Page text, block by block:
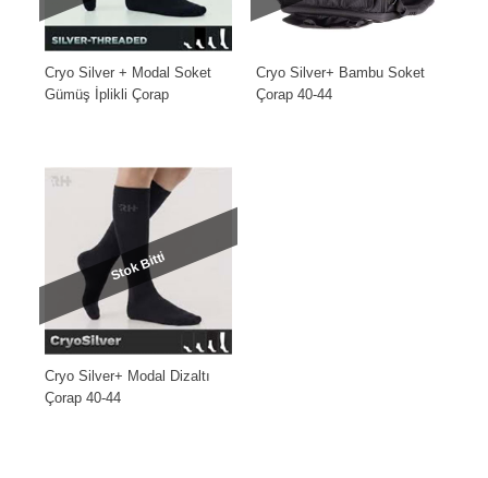
Cryo Silver + Modal Soket
Gümüş İplikli Çorap
Cryo Silver+ Bambu Soket
Çorap 40-44
Stok Bitti
Cryo Silver+ Modal Dizaltı
Çorap 40-44